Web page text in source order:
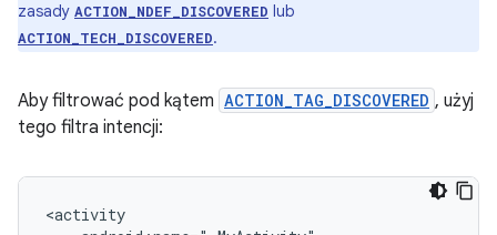
zasady ACTION_NDEF_DISCOVERED lub
ACTION_TECH_DISCOVERED.
Aby filtrować pod kątem ACTION_TAG_DISCOVERED , użyj
tego filtra intencji: